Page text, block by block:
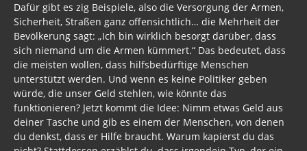
Dafür gibt es zig Beispiele, also die Versorgung der Armen,
Sicherheit, Straßen ganz offensichtlich… die Mehrheit der
Bevölkerung sagt: „Ich bin wirklich besorgt darüber, dass
sich niemand um die Armen kümmert.“ Das bedeutet, dass
die meisten wollen, dass hilfsbedürftige Menschen
unterstützt werden. Und wenn es keine Politiker geben
würde, die unser Geld stehlen, wie könnte das
funktionieren? Jetzt kommt die Idee: Nimm etwas Geld aus
deiner Tasche und gib es einem der Menschen, von denen
du denkst, dass er Hilfe braucht. Warum kapierst du das